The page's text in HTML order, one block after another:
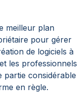
meilleur plan
pour gérer
de logiciels à
les professionnels
partie considérable
en règle.